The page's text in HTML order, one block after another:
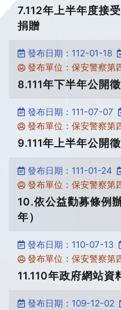
7.112年上半年度接
捐贈
發布日期：112-01-18
發布單位：保安警察第
8.111年下半年公開
發布日期：111-07-07
發布單位：保安警察第
9.111年上半年公開
發布日期：111-01-24
發布單位：保安警察第
10.依公益勸募條例
年）
發布日期：110-07-13
發布單位：保安警察第
11.110年政府網站資
發布日期：109-12-02